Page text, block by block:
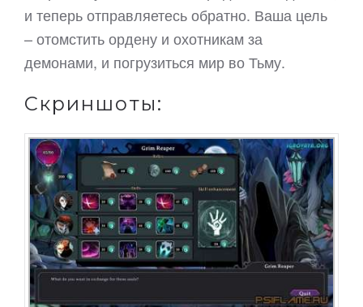
и теперь отправляетесь обратно. Ваша цель
– отомстить ордену и охотникам за
демонами, и погрузиться мир во Тьму.
Скриншоты: